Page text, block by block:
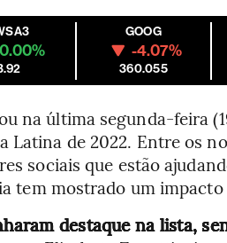
0.00%
GOOG
-4.07%
360.055
na última segunda-feira
de 2022. Entre os
sociais que estão
tem mostrado um
destaque na lista,